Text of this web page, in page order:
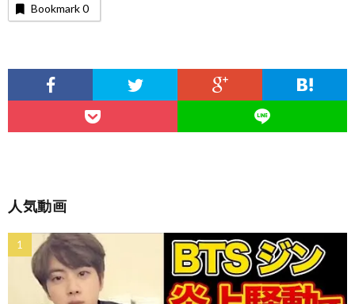
Bookmark0
人気動画